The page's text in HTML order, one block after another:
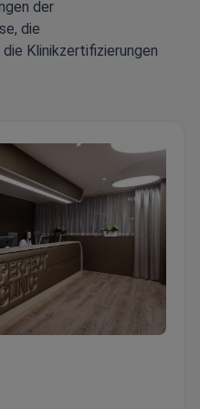
der
die
Klinikzertifizierungen